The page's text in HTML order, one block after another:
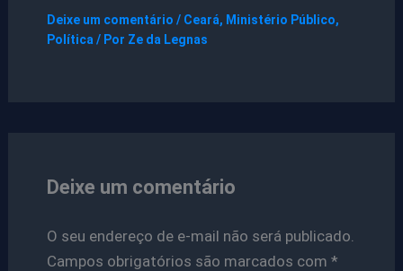
Deixe um comentário / Ceará, Ministério Público,
Política / Por Ze da Legnas
Deixe um comentário
O seu endereço de e-mail não será publicado.
Campos obrigatórios são marcados com *